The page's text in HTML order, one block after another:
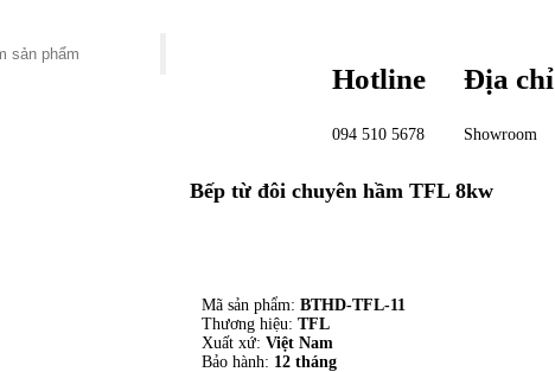
Hotline
094 510 5678
Địa chỉ
Showroom
Bếp từ đôi chuyên hầm TFL 8kw
Mã sản phẩm: BTHD-TFL-11
Thương hiệu: TFL
Xuất xứ: Việt Nam
Bảo hành: 12 tháng